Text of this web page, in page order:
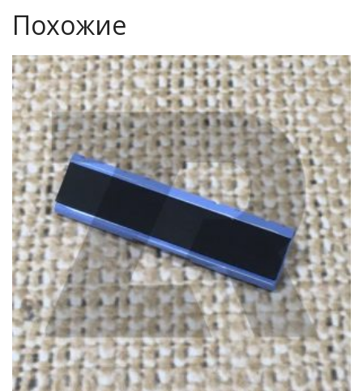
Похожие